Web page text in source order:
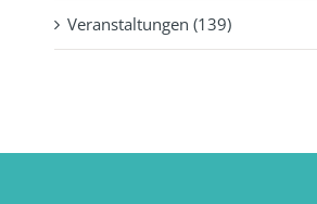
Veranstaltungen (139)